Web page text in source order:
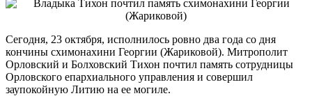
Сегодня, 23 октября, исполнилось ровно два года со дня
кончины схимонахини Георгии (Жариковой). Митрополит
Орловский и Болховский Тихон почтил память сотрудницы
Орловского епархиального управления и совершил
заупокойную Литию на ее могиле.